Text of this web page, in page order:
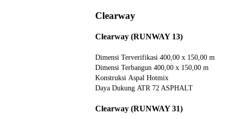
Clearway
Clearway (RUNWAY 13)
Dimensi Terverifikasi 400,00 x 150,00 m
Dimensi Terbangun 400,00 x 150,00 m
Konstruksi Aspal Hotmix
Daya Dukung ATR 72 ASPHALT
Clearway (RUNWAY 31)